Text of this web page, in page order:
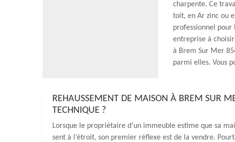
charpente. Ce
toit, en Ar zinc ou
professionnel
entreprise à
à Brem Sur Mer
parmi elles. Vous
REHAUSSEMENT DE MAISON À BREM SUR
TECHNIQUE ?
Lorsque le propriétaire d’un immeuble estime que sa
sent à l’étroit, son premier réflexe est de la vendre.